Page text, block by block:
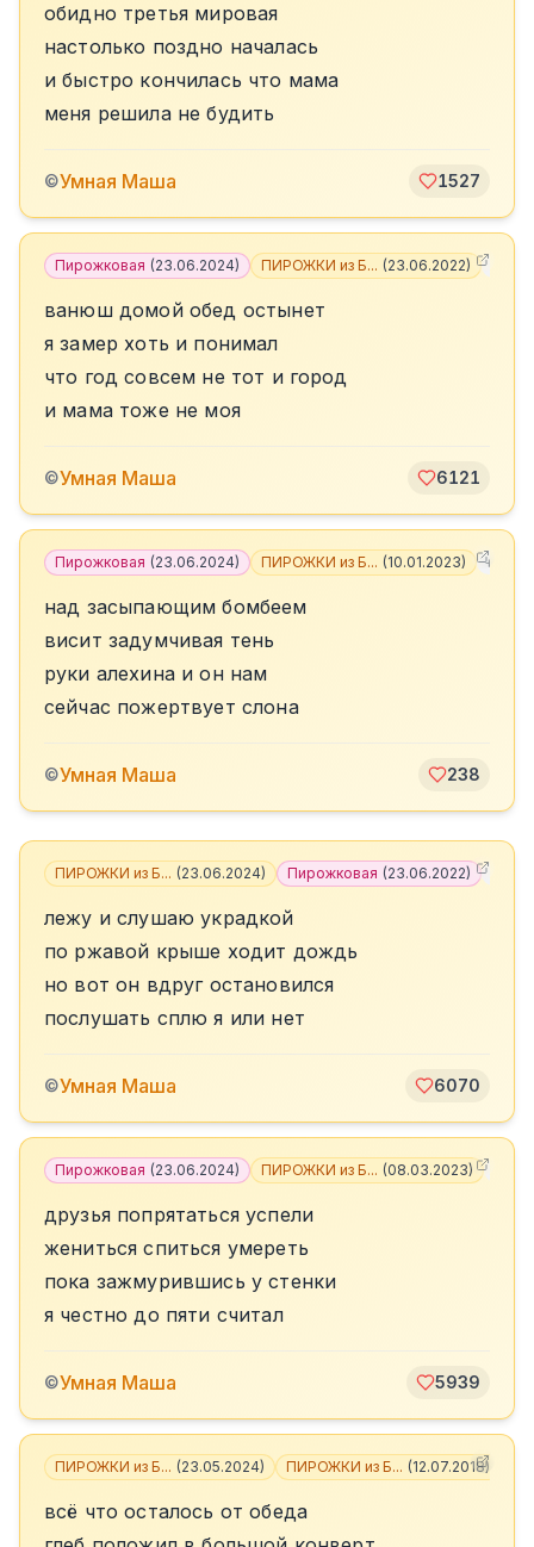
обидно третья мировая
настолько поздно началась
и быстро кончилась что мама
меня решила не будить
©Умная Маша 1527
Пирожковая (23.06.2024) ПИРОЖКИ из Б... (23.06.2022)
ванюш домой обед остынет
я замер хоть и понимал
что год совсем не тот и город
и мама тоже не моя
©Умная Маша 6121
Пирожковая (23.06.2024) ПИРОЖКИ из Б... (10.01.2023) +
над засыпающим бомбеем
висит задумчивая тень
руки алехина и он нам
сейчас пожертвует слона
©Умная Маша 238
ПИРОЖКИ из Б... (23.06.2024) Пирожковая (23.06.2022)
лежу и слушаю украдкой
по ржавой крыше ходит дождь
но вот он вдруг остановился
послушать сплю я или нет
©Умная Маша 6070
Пирожковая (23.06.2024) ПИРОЖКИ из Б... (08.03.2023)
друзья попрятаться успели
жениться спиться умереть
пока зажмурившись у стенки
я честно до пяти считал
©Умная Маша 5939
ПИРОЖКИ из Б... (23.05.2024) ПИРОЖКИ из Б... (12.07.2018)
всё что осталось от обеда